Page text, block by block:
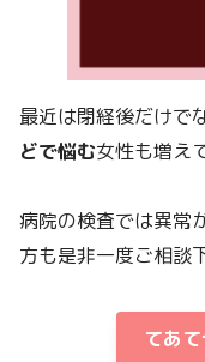
最近は閉経後だけで
どで悩む女性も増え
病院の検査では異常
方も是非一度ご相談
てあ